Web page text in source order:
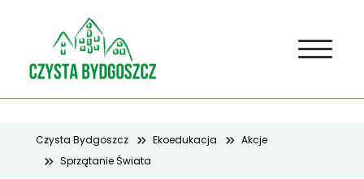
Czysta Bydgoszcz Ekoedukacja
Akcje
Sprzątanie Świata